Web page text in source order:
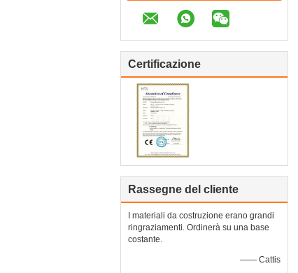
Certificazione
Rassegne del cliente
I materiali da costruzione erano grandi
ringraziamenti. Ordinerà su una base
costante.
—— Cattis